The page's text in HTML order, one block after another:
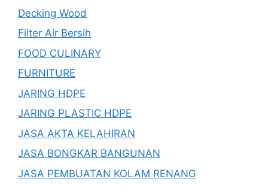
Decking Wood
Filter Air Bersih
FOOD CULINARY
FURNITURE
JARING HDPE
JARING PLASTIC HDPE
JASA AKTA KELAHIRAN
JASA BONGKAR BANGUNAN
JASA PEMBUATAN KOLAM RENANG